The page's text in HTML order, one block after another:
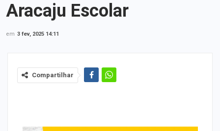
Aracaju Escolar
em 3 fev, 2025 14:11
Compartilhar